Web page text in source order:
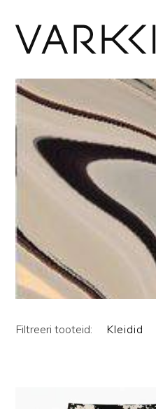
Filtreeri tooteid: Kleidid